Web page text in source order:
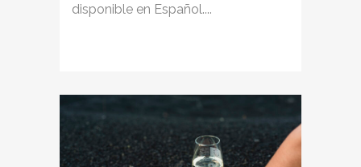
disponible en Español....